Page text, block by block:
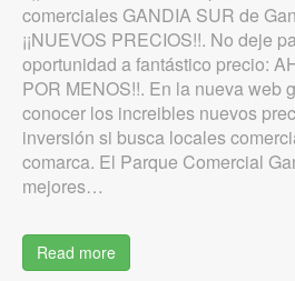
comerciales GANDIA SUR de
¡¡NUEVOS PRECIOS!!. No deje
oportunidad a fantástico precio:
POR MENOS!!. En la nueva web
conocer los increibles nuevos
inversión si busca locales
comarca. El Parque Comercial
mejores…
Read more